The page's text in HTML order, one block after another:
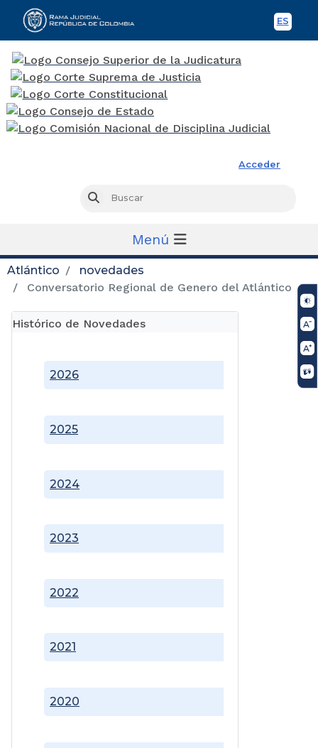
ES
Acceder
Buscar
Menú
Atlántico
novedades
Conversatorio Regional de Genero del Atlántico
Histórico de Novedades
2020
2021
2022
2023
2024
2025
2026